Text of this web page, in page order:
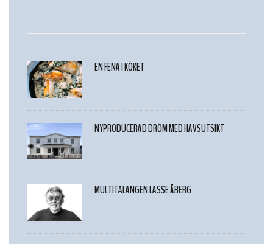
EN FENA I KÖKET
NYPRODUCERAD DRÖM MED HAVSUTSIKT
MULTITALANGEN LASSE ÅBERG